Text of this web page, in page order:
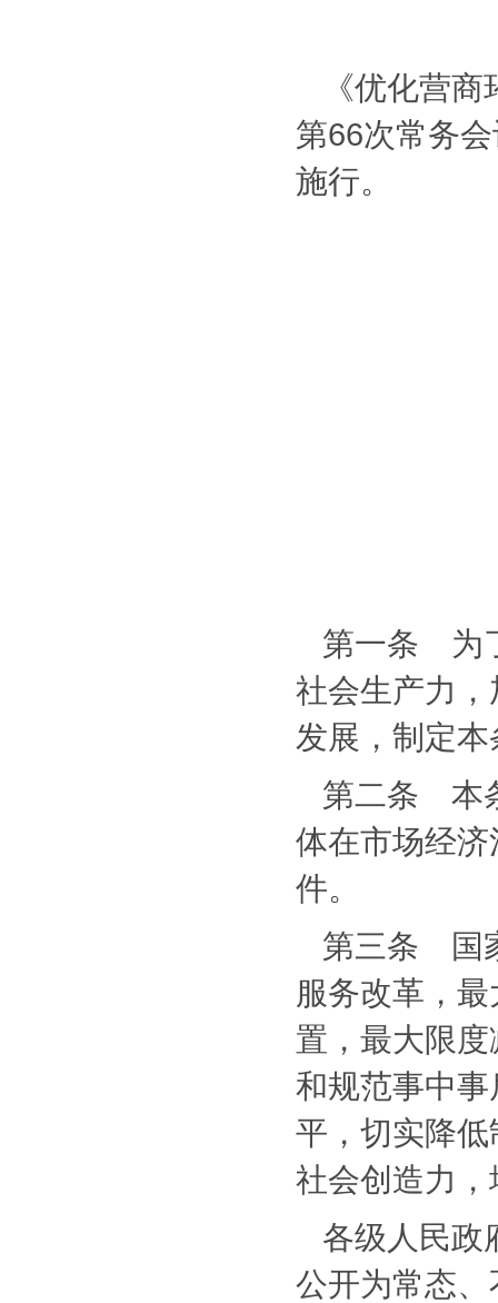
《优化营
第66次常务
施行。
第一条 为
社会生产力
发展，制定
第二条 本
体在市场经
件。
第三条 国
服务改革，
置，最大限
和规范事中
平，切实降
社会创造力
各级人民政
公开为常态